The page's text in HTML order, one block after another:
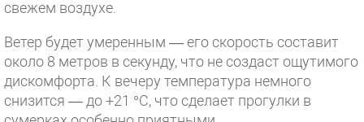
свежем воздухе.
Ветер будет умеренным — его скорость составит
около 8 метров в секунду, что не создаст ощутимого
дискомфорта. К вечеру температура немного
снизится — до +21 °C, что сделает прогулки в